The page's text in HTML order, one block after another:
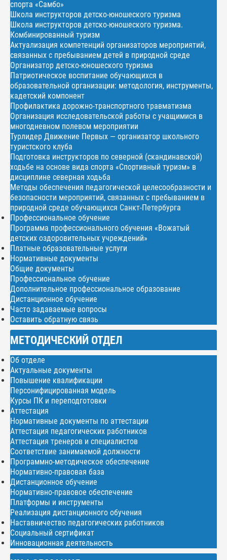
спорта «Самбо»
Школа инструкторов детско-юношеского туризма
Школа инструкторов детско-юношеского туризма.
Комбинированный туризм
Актуализация компетенций организаторов мероприятий,
связанных с пребыванием детей в природной среде
Организатор детско-юношеского туризма
Патриотическое воспитание обучающихся в
образовательной организации: методология, инструменты,
кадетский компонент
Профилактика дорожно-транспортного травматизма
Организация исследовательской работы с учащимися в
многодневном полевом мероприятии
Турлидер Движение Первых — организатор школьного
туристского клуба
Подготовка инструкторов по северной (скандинавской)
ходьбе на основе вида спорта «Спортивный туризм» в
дисциплине северная ходьба
Методы обеспечения педагогической целесообразности и
безопасности мероприятий, связанных с пребыванием в
природной среде обучающихся Санкт-Петербурга
Профессиональное обучение
Программа профессионального обучения «Вожатый
детских оздоровительных учреждений»
Платные образовательные услуги
Нормативные документы
Общие документы
Профессиональное обучение
Дополнительное профессиональное образование
Дистанционное обучение
Часто задаваемые вопросы
Оставить обратную связь
МЕТОДИЧЕСКИЙ ОТДЕЛ
Об отделе
Актуальные документы
Повышение квалификации
Персонифицированная модель
Курсы ПК и переподготовки
Аттестация
Нормативные документы по аттестации
Аттестация педагогических работников
Аттестация тренеров и специалистов
Соответствие занимаемой должности
Программно-методическое обеспечение
Нормативно-правовая база
Дистанционное обучение
Нормативно-правовое обеспечение
Платформы и инструменты
Реализация дистанционного обучения
Наставничество педагогических работников
Социальный сертификат
Инновационная деятельность